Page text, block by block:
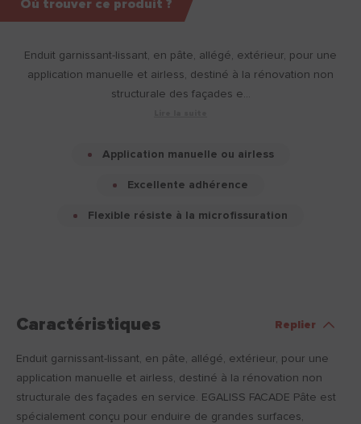
Enduit garnissant-lissant, en pâte, allégé, extérieur, pour une
application manuelle et airless, destiné à la rénovation non
structurale des façades e...
Application manuelle ou airless
Excellente adhérence
Flexible résiste à la microfissuration
Où trouver ce produit ?
Caractéristiques Replier
Enduit garnissant-lissant, en pâte, allégé, extérieur, pour une
application manuelle et airless, destiné à la rénovation non
structurale des façades en service. EGALISS FACADE Pâte est
spécialement conçu pour enduire de grandes surfaces,